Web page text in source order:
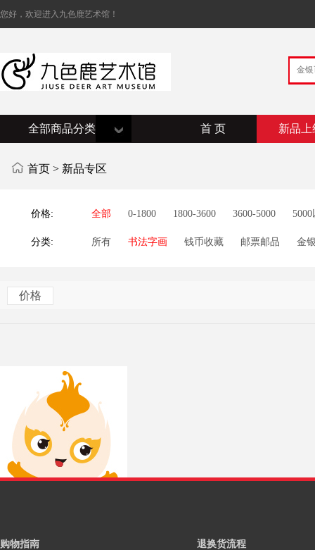
您好，欢迎进入九色鹿艺术馆！
全部商品分类 首 页 新品上
首页 > 新品专区
价格: 全部 0-1800 1800-3600 3600-5000
分类: 所有 书法字画 钱币收藏 邮票邮品 金
价格
购物指南
退换货流程